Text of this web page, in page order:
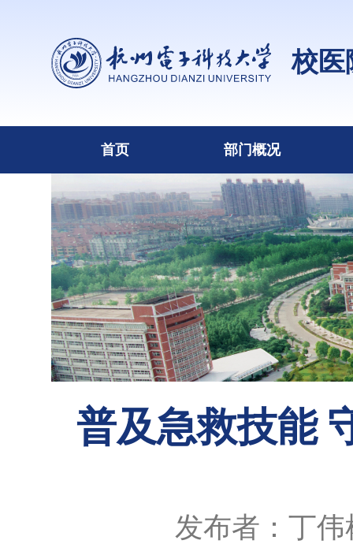
校医
首页 部门概况
普及急救技能
发布者：丁伟